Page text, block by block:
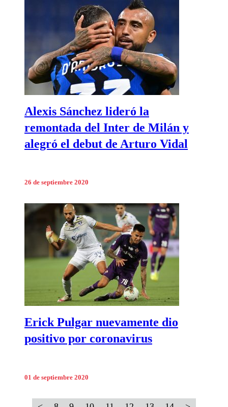
Alexis Sánchez lideró la
remontada del Inter de Milán y
alegró el debut de Arturo Vidal
26 de septiembre 2020
Erick Pulgar nuevamente dio
positivo por coronavirus
01 de septiembre 2020